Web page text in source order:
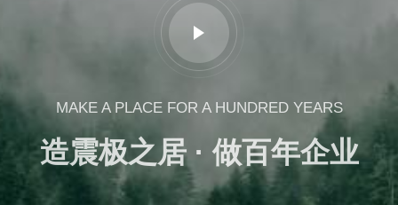
MAKE A PLACE FOR A HUNDRED YEARS
造震极之居 · 做百年企业